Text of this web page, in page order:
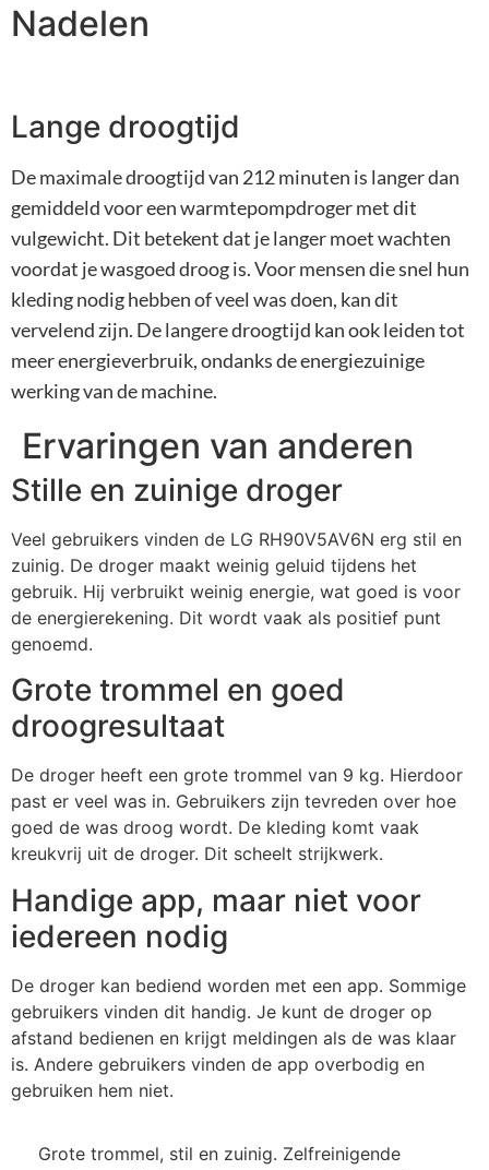
Nadelen
Lange droogtijd
De maximale droogtijd van 212 minuten is langer dan
gemiddeld voor een warmtepompdroger met dit
vulgewicht. Dit betekent dat je langer moet wachten
voordat je wasgoed droog is. Voor mensen die snel hun
kleding nodig hebben of veel was doen, kan dit
vervelend zijn. De langere droogtijd kan ook leiden tot
meer energieverbruik, ondanks de energiezuinige
werking van de machine.
Ervaringen van anderen
Stille en zuinige droger
Veel gebruikers vinden de LG RH90V5AV6N erg stil en
zuinig. De droger maakt weinig geluid tijdens het
gebruik. Hij verbruikt weinig energie, wat goed is voor
de energierekening. Dit wordt vaak als positief punt
genoemd.
Grote trommel en goed
droogresultaat
De droger heeft een grote trommel van 9 kg. Hierdoor
past er veel was in. Gebruikers zijn tevreden over hoe
goed de was droog wordt. De kleding komt vaak
kreukvrij uit de droger. Dit scheelt strijkwerk.
Handige app, maar niet voor
iedereen nodig
De droger kan bediend worden met een app. Sommige
gebruikers vinden dit handig. Je kunt de droger op
afstand bedienen en krijgt meldingen als de was klaar
is. Andere gebruikers vinden de app overbodig en
gebruiken hem niet.
Grote trommel, stil en zuinig. Zelfreinigende